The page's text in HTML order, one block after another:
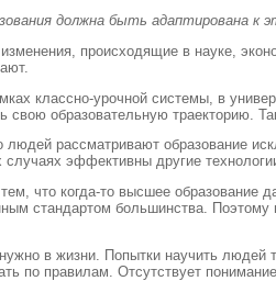
должна быть адаптирована к
происходящие в науке,
классно-урочной системы, в
образовательную траекторию.
рассматривают образование
эффективны другие
что когда-то высшее образование
стандартом большинства.
в жизни. Попытки научить людей
по правилам. Отсутствует